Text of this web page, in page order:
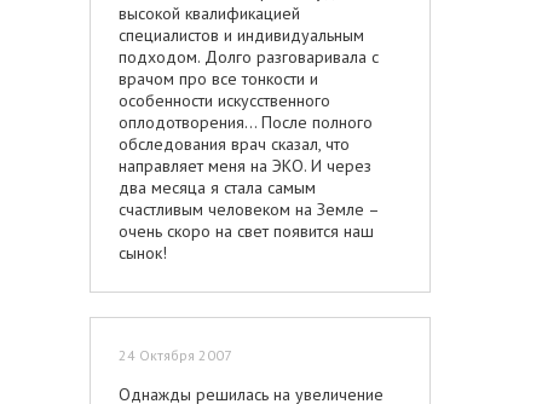
высокой квалификацией
специалистов и индивидуальным
подходом. Долго разговаривала с
врачом про все тонкости и
особенности искусственного
оплодотворения... После полного
обследования врач сказал, что
направляет меня на ЭКО. И через
два месяца я стала самым
счастливым человеком на Земле –
очень скоро на свет появится наш
сынок!
24 Октября 2007
Однажды решилась на увеличение